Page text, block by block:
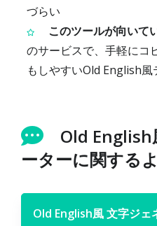
づらい
このツールが向いて
のサービスで、手軽にコ
もしやすいOld English
Old English
ーターに関する
Old English風 文字ジェ